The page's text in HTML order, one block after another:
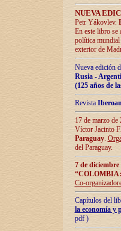
NUEVA
Petr Yákovlev.
En este libro se
política mundial
exterior de
Nueva edición
Rusia -
(125 años de
Revista
17 de marzo
Víctor Jacinto
Paraguay.
del Paraguay.
7 de
Co-
Capítulos del
la economía y
pdf )